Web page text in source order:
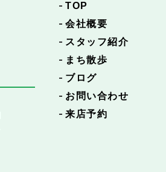
TOP
会社概要
スタッフ紹介
まち散歩
ブログ
お問い合わせ
来店予約